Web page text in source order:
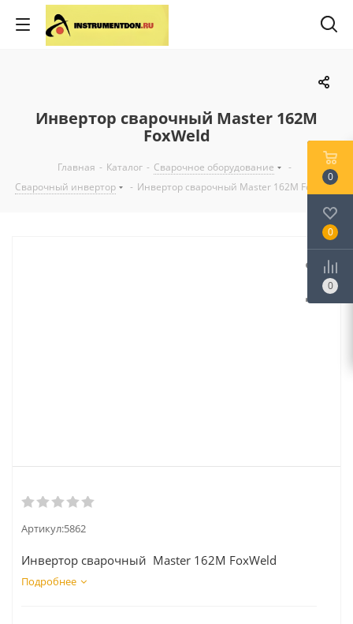
Инвертор сварочный Master 162М
FoxWeld
Главная - Каталог - Сварочное оборудование
-
Сварочный инвертор
- Инвертор сварочный Master 162М FoxWeld
Артикул:5862
Инвертор сварочный Master 162М FoxWeld
Подробнее
0
0
0